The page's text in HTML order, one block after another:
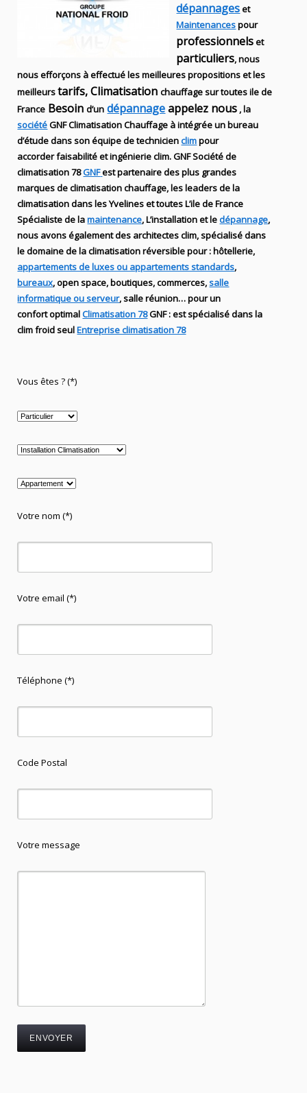
dépannageset
Maintenancespour
professionnelset
particuliers, nous
nous efforçons à effectué les meilleures propositions et les
meilleurstarifs, Climatisationchauffage sur toutes ile de
France Besoind’un dépannageappelez nous , la
sociétéGNFClimatisation Chauffage à intégrée un bureau
d’étude dans son équipe de technicienclimpour
accorder faisabilité et ingénierieclim.GNFSociété de
climatisation 78GNFest partenaire des plus grandes
marques declimatisation chauffage, les leadersde la
climatisation dans les Yvelines et toutes L’ile de France
Spécialiste delamaintenance, L’installationet ledépannage,
nous avons également des architectes clim,spécialisé dans
le domaine de laclimatisation réversiblepour : hôtellerie,
appartements de luxes ou appartements standards,
bureaux, open space, boutiques, commerces,salle
informatique ou serveur, salle réunion… pour un
confort optimalClimatisation 78GNF:estspécialisédans la
climfroid seulEntreprise climatisation 78
Vous êtes ? (*)
Votre nom (*)
Votre email (*)
Téléphone (*)
Code Postal
Votre message